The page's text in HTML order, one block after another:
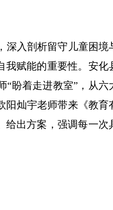
深入剖析留守儿童困境
我赋能的重要性。安化
盼着走进教室”，从六
阳灿宇老师带来《教育
出方案，强调每一次